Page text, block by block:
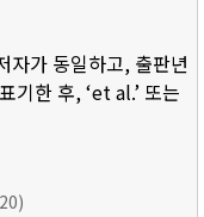
자가 동일하고, 출판년
기한 후, ‘et al.’ 또는